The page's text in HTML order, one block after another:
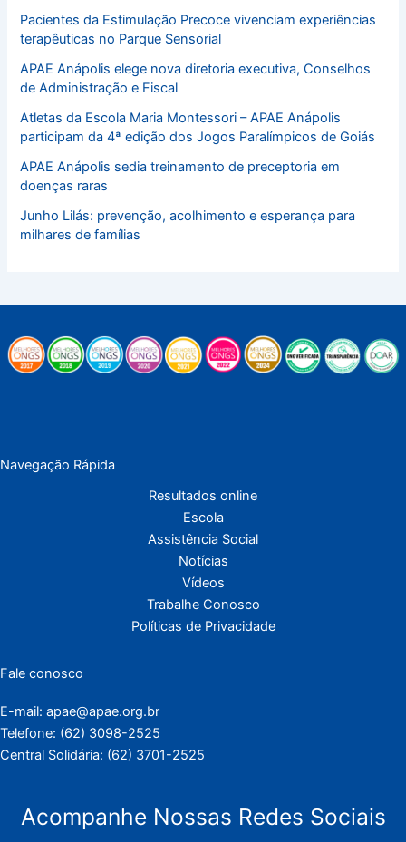
Pacientes da Estimulação Precoce vivenciam experiências
terapêuticas no Parque Sensorial
APAE Anápolis elege nova diretoria executiva, Conselhos
de Administração e Fiscal
Atletas da Escola Maria Montessori – APAE Anápolis
participam da 4ª edição dos Jogos Paralímpicos de Goiás
APAE Anápolis sedia treinamento de preceptoria em
doenças raras
Junho Lilás: prevenção, acolhimento e esperança para
milhares de famílias
Navegação Rápida
Resultados online
Escola
Assistência Social
Notícias
Vídeos
Trabalhe Conosco
Políticas de Privacidade
Fale conosco
E-mail: apae@apae.org.br
Telefone: (62) 3098-2525
Central Solidária: (62) 3701-2525
Acompanhe Nossas Redes Sociais